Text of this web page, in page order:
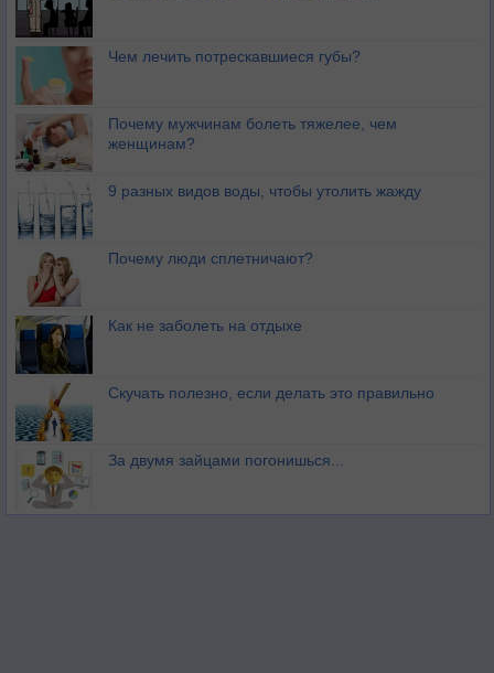
Чем лечить потрескавшиеся губы?
Почему мужчинам болеть тяжелее, чем
женщинам?
9 разных видов воды, чтобы утолить жажду
Почему люди сплетничают?
Как не заболеть на отдыхе
Скучать полезно, если делать это правильно
За двумя зайцами погонишься...